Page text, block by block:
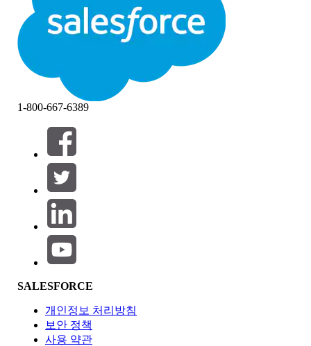
필터 (0)
필터 선택
제품 영역
기능 영향
1-800-667-6389
SALESFORCE
개인정보 처리방침
보안 정책
사용 약관